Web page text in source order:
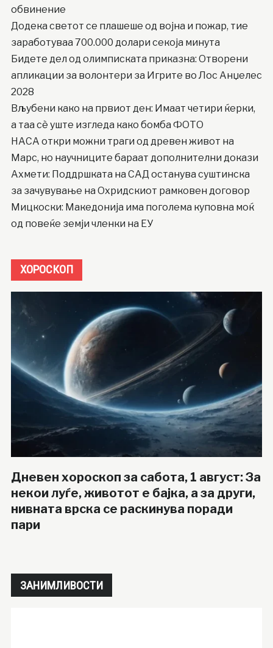
обвинение
Додека светот се плашеше од војна и пожар, тие
заработуваа 700.000 долари секоја минута
Бидете дел од олимписката приказна: Отворени
апликации за волонтери за Игрите во Лос Анџелес
2028
Вљубени како на првиот ден: Имаат четири ќерки,
а таа сè уште изгледа како бомба ФОТО
НАСА откри можни траги од древен живот на
Марс, но научниците бараат дополнителни докази
Ахмети: Поддршката на САД останува суштинска
за зачувување на Охридскиот рамковен договор
Мицкоски: Македонија има поголема куповна моќ
од повеќе земји членки на ЕУ
ХОРОСКОП
Дневен хороскоп за сабота, 1 август: За
некои луѓе, животот е бајка, а за други,
нивната врска се раскинува поради
пари
ЗАНИМЛИВОСТИ